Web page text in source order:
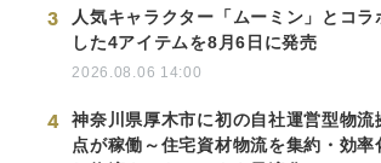
3
人気キャラクター「ムーミン」とコラ
した4アイテムを8月6日に発売
2026.08.06 14:00
4
神奈川県厚木市に初の自社運営型物流
点が稼働～住宅資材物流を集約・効率